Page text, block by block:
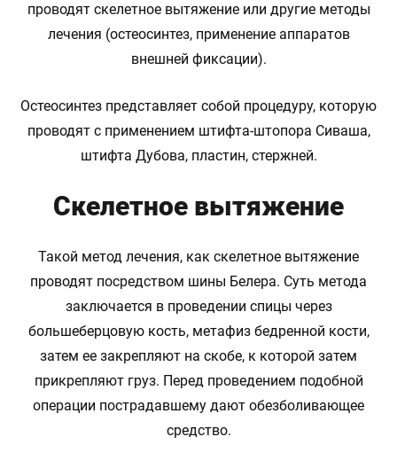
проводят скелетное вытяжение или другие методы
лечения (остеосинтез, применение аппаратов
внешней фиксации).
Остеосинтез представляет собой процедуру, которую
проводят с применением штифта-штопора Сиваша,
штифта Дубова, пластин, стержней.
Скелетное вытяжение
Такой метод лечения, как скелетное вытяжение
проводят посредством шины Белера. Суть метода
заключается в проведении спицы через
большеберцовую кость, метафиз бедренной кости,
затем ее закрепляют на скобе, к которой затем
прикрепляют груз. Перед проведением подобной
операции пострадавшему дают обезболивающее
средство.